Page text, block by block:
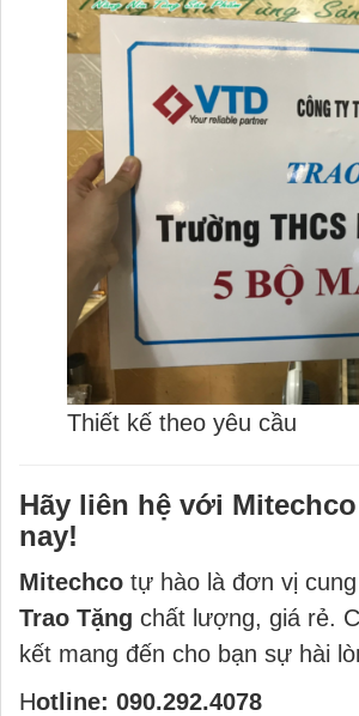
Thiết kế theo yêu cầu
Hãy liên hệ với
nay!
Mitechco tự hào là đơn vị
Trao Tặng chất lượng, giá rẻ.
kết mang đến cho bạn sự hài
Hotline: 090.292.4078